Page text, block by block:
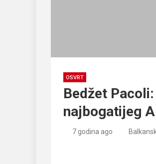
OSVRT
Bedžet
najbogatijeg
7 godina ago